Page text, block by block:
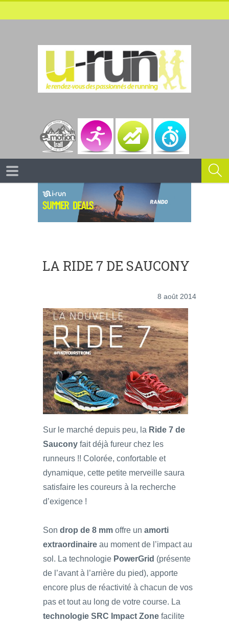
LA RIDE 7 DE SAUCONY
8 août 2014
Sur le marché depuis peu, la Ride 7 de
Saucony fait déjà fureur chez les
runneurs !! Colorée, confortable et
dynamique, cette petite merveille saura
satisfaire les coureurs à la recherche
d’exigence !
Son drop de 8 mm offre un amorti
extraordinaire au moment de l’impact au
sol. La technologie PowerGrid (présente
de l’avant à l’arrière du pied), apporte
encore plus de réactivité à chacun de vos
pas et tout au long de votre course. La
technologie SRC Impact Zone facilite